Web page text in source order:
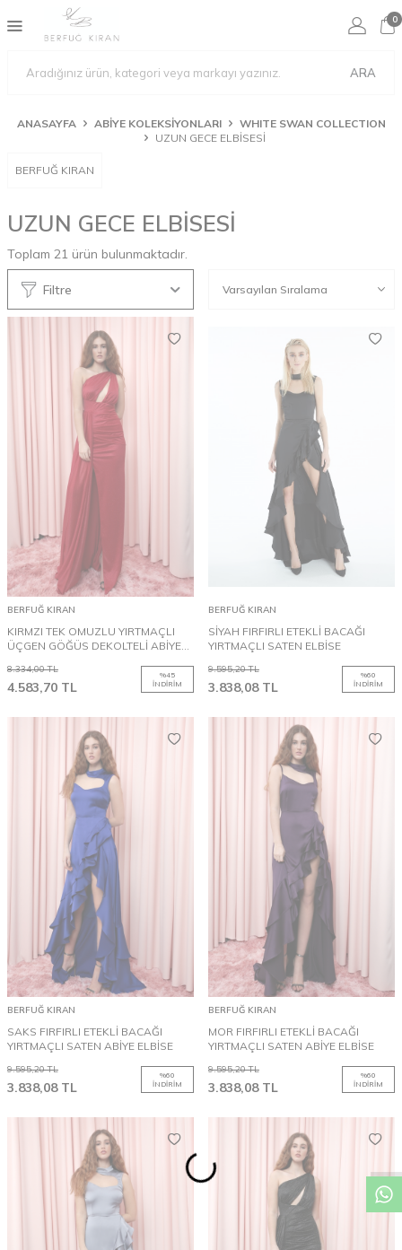
ARA
0
ANASAYFA ABİYE KOLEKSİYONLARI
WHITE SWAN COLLECTION
UZUN GECE ELBİSESİ
BERFUĞ KIRAN
UZUN GECE ELBİSESİ
Toplam 21 ürün bulunmaktadır.
Filtre
BERFUĞ KIRAN
KIRMZI TEK OMUZLU YIRTMAÇLI
ÜÇGEN GÖĞÜS DEKOLTELİ ABİYE
8.334,00TL
4.583,70 TL
%45
İNDIRIM
BERFUĞ KIRAN
SİYAH FIRFIRLI ETEKLİ BACAĞI
YIRTMAÇLI SATEN ELBİSE
9.595,20TL
3.838,08TL
%60
İNDIRIM
BERFUĞ KIRAN
SAKS FIRFIRLI ETEKLİ BACAĞI
YIRTMAÇLI SATEN ABİYE ELBİSE
9.595,20TL
3.838,08TL
%60
İNDIRIM
BERFUĞ KIRAN
MOR FIRFIRLI ETEKLİ BACAĞI
YIRTMAÇLI SATEN ABİYE ELBİSE
9.595,20TL
3.838,08TL
%60
İNDIRIM